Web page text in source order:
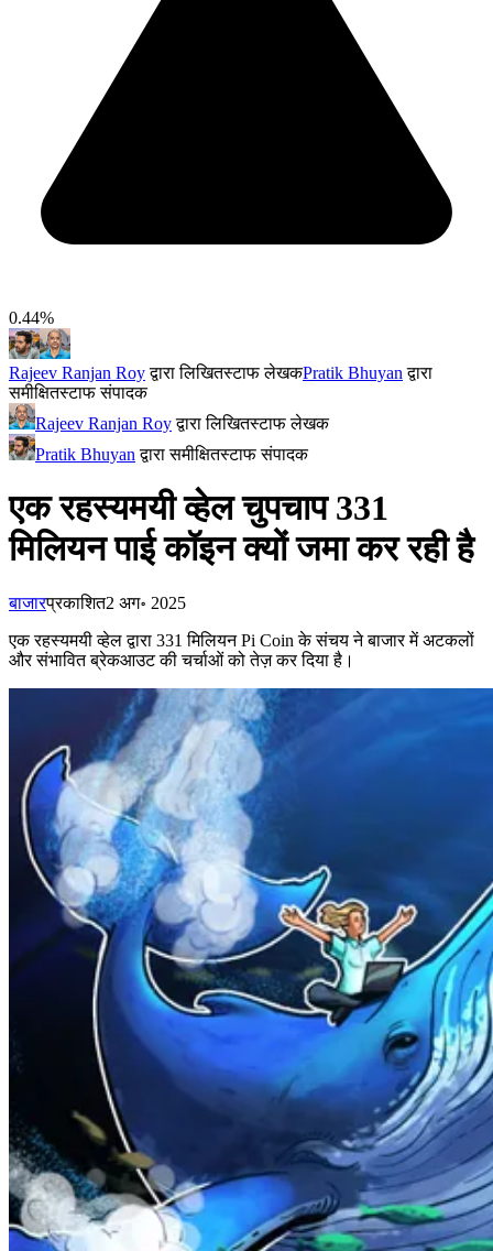
0.44%
Rajeev Ranjan Royद्वारा लिखितस्टाफ लेखकPratik Bhuyan द्वारा
समीक्षितस्टाफ संपादक
Rajeev Ranjan Royद्वारा लिखितस्टाफ लेखक
Pratik Bhuyan द्वारा समीक्षितस्टाफ संपादक
एक रहस्यमयी व्हेल चुपचाप 331
मिलियन पाई कॉइन क्यों जमा कर रही है
बाजारप्रकाशित2 अग॰ 2025
एक रहस्यमयी व्हेल द्वारा 331 मिलियन Pi Coin के संचय ने बाजार में अटकलों
और संभावित ब्रेकआउट की चर्चाओं को तेज़ कर दिया है।